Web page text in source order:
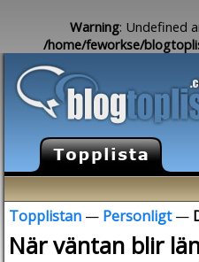
Warning: Undefined
/home/feworkse/
Topplistan — Personligt—
När väntan blir